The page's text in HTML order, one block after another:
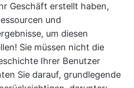
Geschäft erstellt haben,
und
um diesen
Sie müssen nicht die
Ihrer Benutzer
Sie darauf, grundlegende